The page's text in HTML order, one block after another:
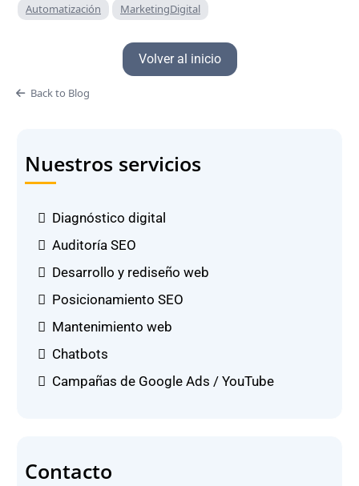
Automatización
MarketingDigital
Volver al inicio
Back to Blog
Nuestros servicios
Diagnóstico digital
Auditoría SEO
Desarrollo y rediseño web
Posicionamiento SEO
Mantenimiento web
Chatbots
Campañas de Google Ads / YouTube
Contacto